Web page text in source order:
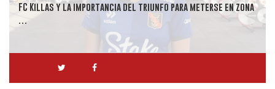
FC Killas y la importancia del triunfo para meterse en zona